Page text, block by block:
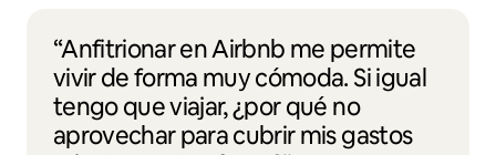
“Anfitrionar en Airbnb me permite
vivir de forma muy cómoda. Si igual
tengo que viajar, ¿por qué no
aprovechar para cubrir mis gastos